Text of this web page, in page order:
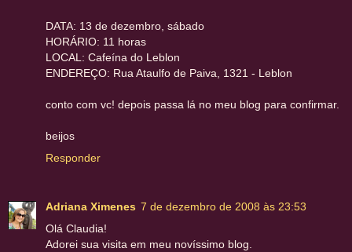
DATA: 13 de dezembro, sábado
HORÁRIO: 11 horas
LOCAL: Cafeína do Leblon
ENDEREÇO: Rua Ataulfo de Paiva, 1321 - Leblon
conto com vc! depois passa lá no meu blog para confirmar.
beijos
Responder
Adriana Ximenes 7 de dezembro de 2008 às 23:53
Olá Claudia!
Adorei sua visita em meu novíssimo blog.